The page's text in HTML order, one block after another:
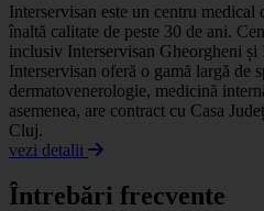
Interservisan este un centru
înaltă calitate de peste 30 de ani.
inclusiv Interservisan Gheorgheni
Interservisan oferă o gamă largă de
dermatovenerologie, medicină
asemenea, are contract cu Casa
Cluj.
vezi detalii
Întrebări frecvente